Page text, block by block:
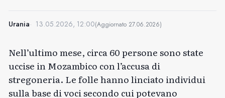
Urania 13.05.2026, 12:00(Aggiornato 27.06.2026)
Nell’ultimo mese, circa 60 persone sono state
uccise in Mozambico con l’accusa di
stregoneria. Le folle hanno linciato individui
sulla base di voci secondo cui potevano